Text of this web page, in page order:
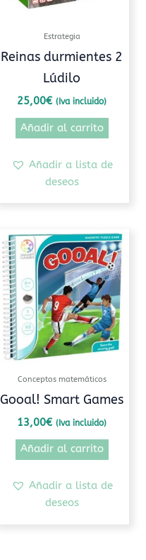
Estrategia
Reinas durmientes 2
Lúdilo
25,00€ (Iva incluido)
Añadir al carrito
Añadir a lista de
deseos
Conceptos matemáticos
Gooal! Smart Games
13,00€ (Iva incluido)
Añadir al carrito
Añadir a lista de
deseos